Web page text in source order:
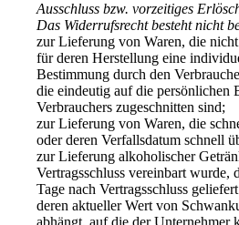
Ausschluss bzw. vorzeitiges
Das Widerrufsrecht besteht nicht
zur Lieferung von Waren, die
für deren Herstellung eine
Bestimmung durch den
die eindeutig auf die persönlichen
Verbrauchers zugeschnitten sind;
zur Lieferung von Waren, die
oder deren Verfallsdatum schnell
zur Lieferung alkoholischer
Vertragsschluss vereinbart wurde,
Tage nach Vertragsschluss
deren aktueller Wert von